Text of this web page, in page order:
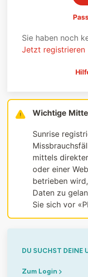
Sie haben noch
Jetzt registrieren
Wichtige
Sunrise
mittels
oder einer
betrieben
Daten zu
Sie sich vor
DU SUCHST DEINE
Zum Login